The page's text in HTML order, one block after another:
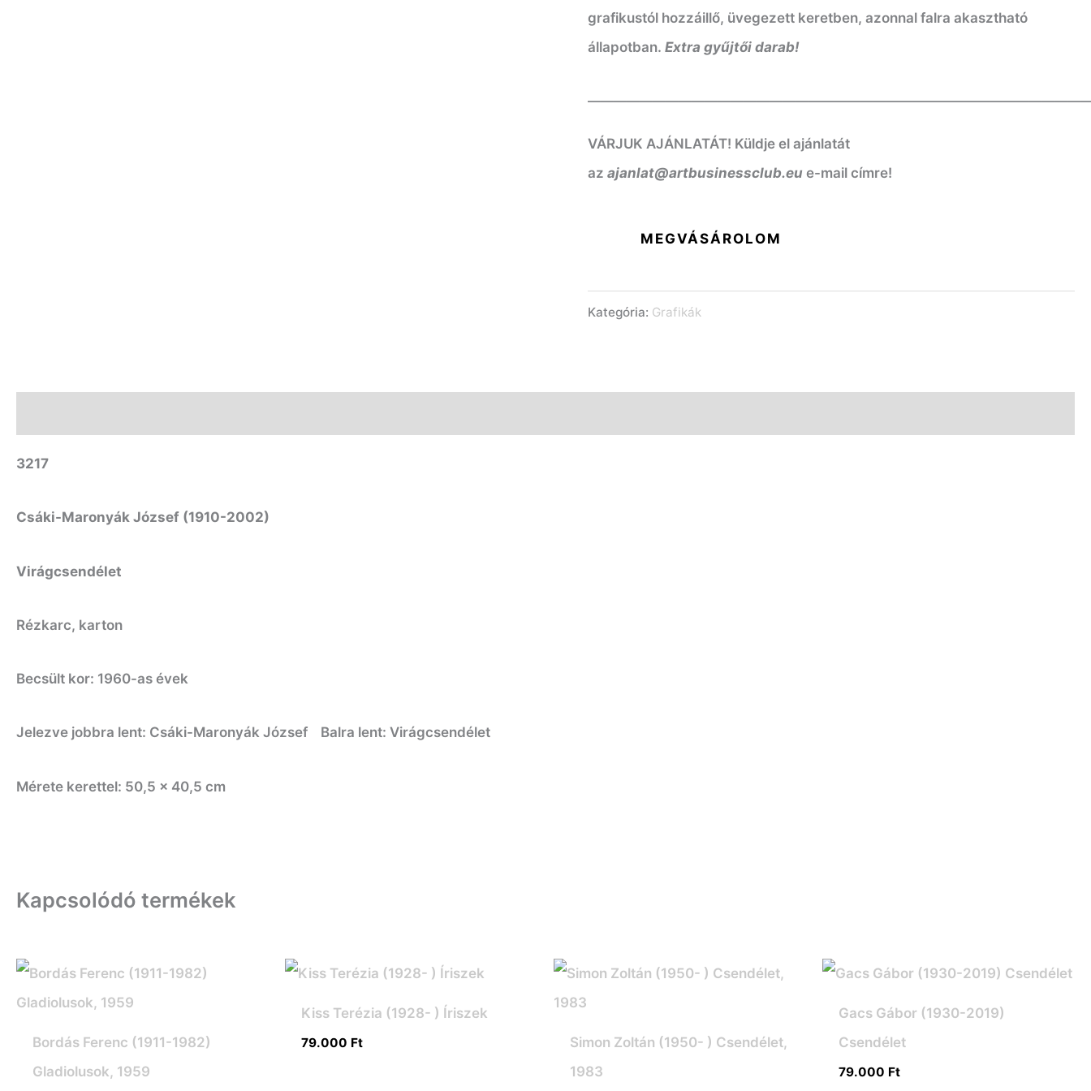
grafikustól hozzáillő, üvegezett keretben, azonnal falra akasztható
állapotban.Extra gyűjtői darab!
VÁRJUK AJÁNLATÁT! Küldje el ajánlatát
azajanlat@artbusinessclub.eu e-mail címre!
MEGVÁSÁROLOM
Kategória: Grafikák
3217
Csáki-Maronyák József (1910-2002)
Virágcsendélet
Rézkarc, karton
Becsült kor: 1960-as évek
Jelezve jobbra lent: Csáki-Maronyák József Balra lent: Virágcsendélet
Mérete kerettel: 50,5 x 40,5 cm
Kapcsolódó termékek
Bordás Ferenc (1911-1982)
Gladiolusok, 1959
Kiss Terézia (1928- ) Íriszek
79.000 Ft
Simon Zoltán (1950- ) Csendélet,
1983
Gacs Gábor (1930-2019)
Csendélet
79.000 Ft